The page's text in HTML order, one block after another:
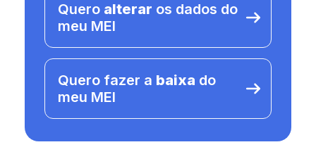
Quero alterar os dados do
meu MEI
Quero fazer a baixa do
meu MEI